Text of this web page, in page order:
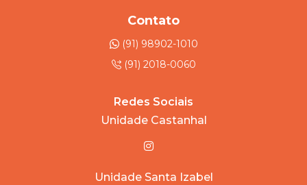
Contato
(91) 98902-1010
(91) 2018-0060
Redes Sociais
Unidade Castanhal
Unidade Santa Izabel